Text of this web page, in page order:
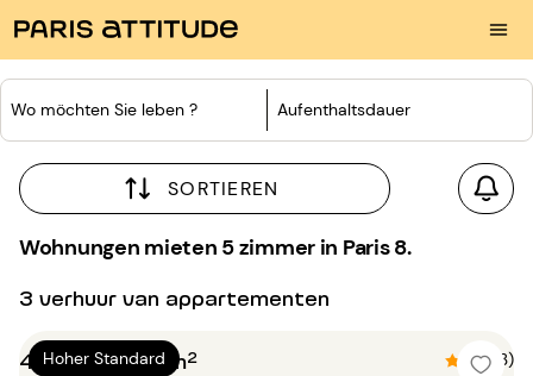
Wo möchten Sie leben ? Aufenthaltsdauer
SORTIEREN
Wohnungen mieten 5 zimmer in Paris 8.
3 verhuur van appartementen
Hoher Standard
4 Zimmer 180m² 4.7 (3)